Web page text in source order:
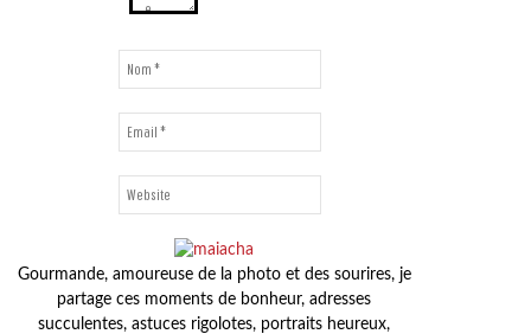
Gourmande, amoureuse de la photo et des sourires, je
partage ces moments de bonheur, adresses
succulentes, astuces rigolotes, portraits heureux,